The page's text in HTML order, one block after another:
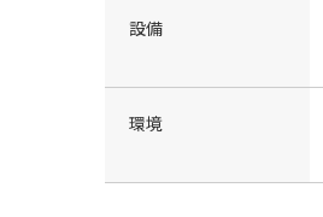
設備
環境